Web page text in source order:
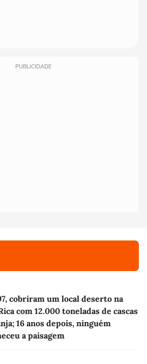
PUBLICIDADE
cobriram um local deserto na
com 12.000 toneladas de cascas
16 anos depois, ninguém
a paisagem